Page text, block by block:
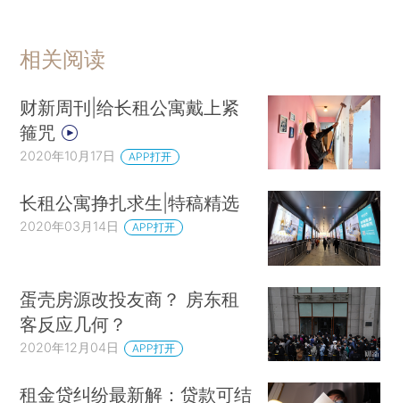
相关阅读
财新周刊|给长租公寓戴上紧
箍咒
2020年10月17日 APP打开
长租公寓挣扎求生|特稿精选
2020年03月14日 APP打开
蛋壳房源改投友商？ 房东租
客反应几何？
2020年12月04日 APP打开
租金贷纠纷最新解：贷款可结